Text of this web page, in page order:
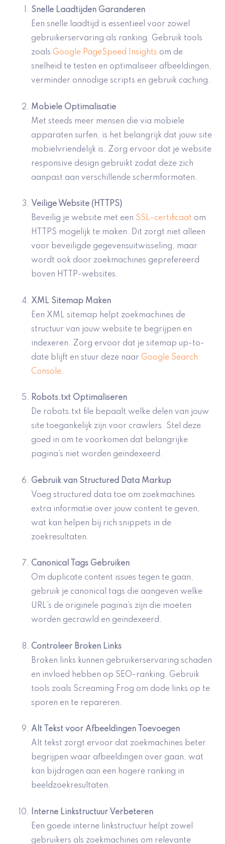
Snelle Laadtijden Garanderen
Een snelle laadtijd is essentieel voor zowel
gebruikerservaring als ranking. Gebruik tools
zoals Google PageSpeed Insights om de
snelheid te testen en optimaliseer afbeeldingen,
verminder onnodige scripts en gebruik caching.
Mobiele Optimalisatie
Met steeds meer mensen die via mobiele
apparaten surfen, is het belangrijk dat jouw site
mobielvriendelijk is. Zorg ervoor dat je website
responsive design gebruikt zodat deze zich
aanpast aan verschillende schermformaten.
Veilige Website (HTTPS)
Beveilig je website met een SSL-certificaat om
HTTPS mogelijk te maken. Dit zorgt niet alleen
voor beveiligde gegevensuitwisseling, maar
wordt ook door zoekmachines geprefereerd
boven HTTP-websites.
XML Sitemap Maken
Een XML sitemap helpt zoekmachines de
structuur van jouw website te begrijpen en
indexeren. Zorg ervoor dat je sitemap up-to-
date blijft en stuur deze naar Google Search
Console.
Robots.txt Optimaliseren
De robots.txt file bepaalt welke delen van jouw
site toegankelijk zijn voor crawlers. Stel deze
goed in om te voorkomen dat belangrijke
pagina’s niet worden geïndexeerd.
Gebruik van Structured Data Markup
Voeg structured data toe om zoekmachines
extra informatie over jouw content te geven,
wat kan helpen bij rich snippets in de
zoekresultaten.
Canonical Tags Gebruiken
Om duplicate content issues tegen te gaan,
gebruik je canonical tags die aangeven welke
URL’s de originele pagina’s zijn die moeten
worden gecrawld en geïndexeerd.
Controleer Broken Links
Broken links kunnen gebruikerservaring schaden
en invloed hebben op SEO-ranking. Gebruik
tools zoals Screaming Frog om dode links op te
sporen en te repareren.
Alt Tekst voor Afbeeldingen Toevoegen
Alt tekst zorgt ervoor dat zoekmachines beter
begrijpen waar afbeeldingen over gaan, wat
kan bijdragen aan een hogere ranking in
beeldzoekresultaten.
Interne Linkstructuur Verbeteren
Een goede interne linkstructuur helpt zowel
gebruikers als zoekmachines om relevante